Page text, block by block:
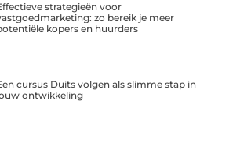
strategieën voor
zo bereik je meer
kopers en huurders
cursus Duits volgen als slimme stap in
ontwikkeling